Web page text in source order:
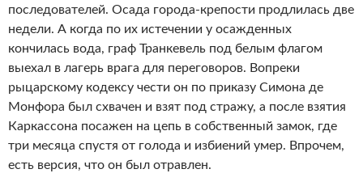
последователей. Осада города-крепости продлилась две
недели. А когда по их истечении у осажденных
кончилась вода, граф Транкевель под белым флагом
выехал в лагерь врага для переговоров. Вопреки
рыцарскому кодексу чести он по приказу Симона де
Монфора был схвачен и взят под стражу, а после взятия
Каркассона посажен на цепь в собственный замок, где
три месяца спустя от голода и избиений умер. Впрочем,
есть версия, что он был отравлен.